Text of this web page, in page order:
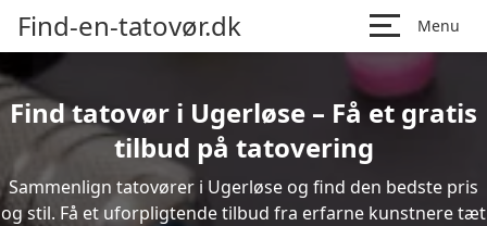
Find-en-tatovør.dk Menu
Find tatovør i Ugerløse – Få et gratis
tilbud på tatovering
Sammenlign tatovører i Ugerløse og find den bedste pris
og stil. Få et uforpligtende tilbud fra erfarne kunstnere tæt